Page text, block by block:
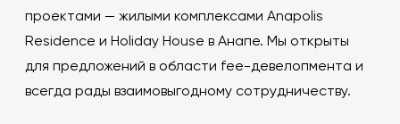
проектами — жилыми комплексами Anapolis
Residence и Holiday House в Анапе. Мы открыты
для предложений в области fee-девелопмента и
всегда рады взаимовыгодному сотрудничеству.